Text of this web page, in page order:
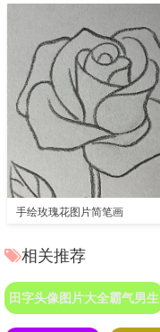
手绘玫瑰花图片简笔画
相关推荐
田字头像图片大全霸气男生